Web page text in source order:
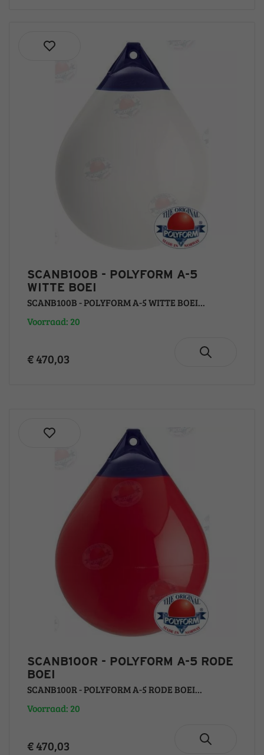
SCANB100B - POLYFORM A-5
WITTE BOEI
SCANB100B - POLYFORM A-5 WITTE BOEI...
Voorraad: 20
€ 470,03
SCANB100R - POLYFORM A-5 RODE
BOEI
SCANB100R - POLYFORM A-5 RODE BOEI...
Voorraad: 20
€ 470,03